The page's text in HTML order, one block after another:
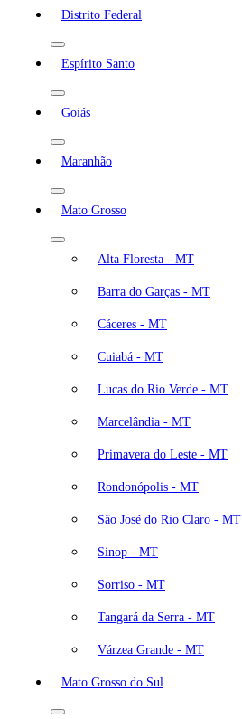
Distrito Federal
Espírito Santo
Goiás
Maranhão
Mato Grosso
Alta Floresta - MT
Barra do Garças - MT
Cáceres - MT
Cuiabá - MT
Lucas do Rio Verde - MT
Marcelândia - MT
Primavera do Leste - MT
Rondonópolis - MT
São José do Rio Claro - MT
Sinop - MT
Sorriso - MT
Tangará da Serra - MT
Várzea Grande - MT
Mato Grosso do Sul